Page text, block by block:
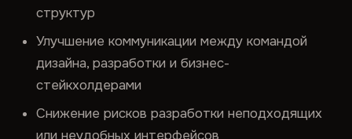
структур
Улучшение коммуникации между командой
дизайна, разработки и бизнес-
стейкхолдерами
Снижение рисков разработки неподходящих
или неудобных интерфейсов